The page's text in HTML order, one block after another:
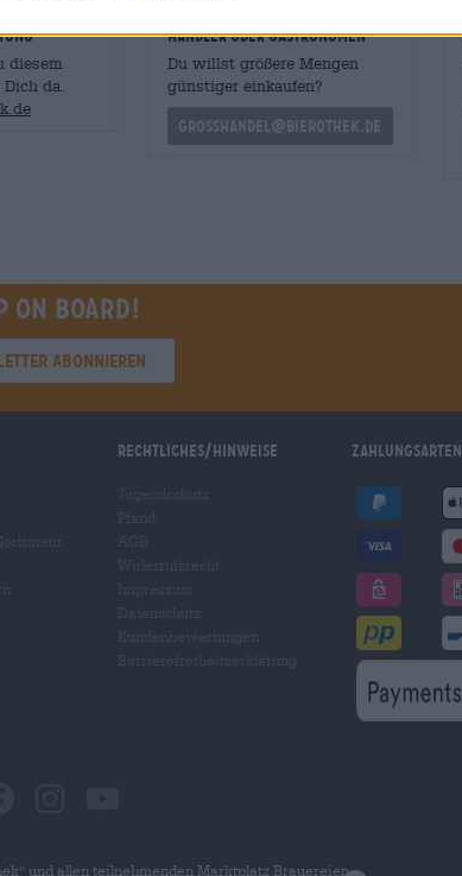
diesem
da.
Händler oder Gastronomen
Du willst größere Mengen
günstiger einkaufen?
grosshandel@bierothek.de
on board!
abonnieren
Rechtliches/Hinweise Zahlungsarten
und allen teilnehmenden Marktplatz Brauereien